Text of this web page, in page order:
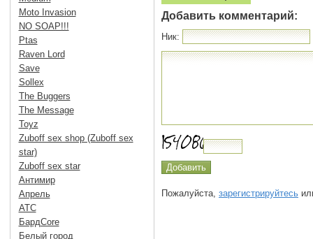
Добавить комментарий:
Ник:
Пожалуйста, зарегистрируйтесь
Moto Invasion
NO SOAP!!!
Ptas
Raven Lord
Save
Sollex
The Buggers
The Message
Toyz
Zuboff sex shop (Zuboff sex
star)
Zuboff sex star
Антимир
Апрель
АТС
БардCore
Белый город